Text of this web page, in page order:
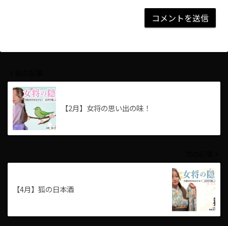
【2月】女将の思い出の味！
【4月】狐の日本酒